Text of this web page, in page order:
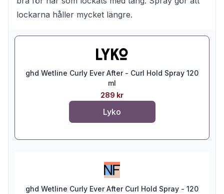
lockarna håller mycket längre.
ghd Wetline Curly Ever After - Curl Hold Spray 120
ml
289 kr
Lyko
ghd Wetline Curly Ever After Curl Hold Spray - 120